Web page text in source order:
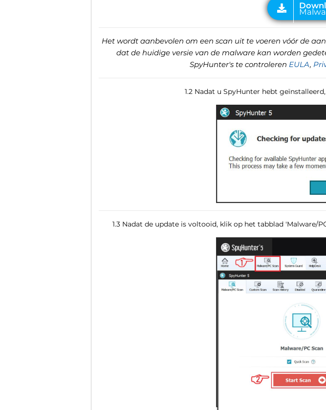
Het wordt aanbevolen om een ​​scan uit te voeren vóór de
dat de huidige versie van de malware kan worden
SpyHunter's te controleren EULA,
1.2 Nadat u SpyHunter hebt
1.3 Nadat de update is voltooid, klik op het tabblad 'Malware/